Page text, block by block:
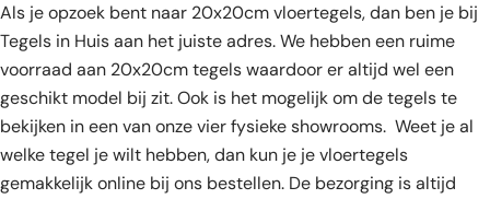
Als je opzoek bent naar 20x20cm vloertegels, dan ben je bij
Tegels in Huis aan het juiste adres. We hebben een ruime
voorraad aan 20x20cm tegels waardoor er altijd wel een
geschikt model bij zit. Ook is het mogelijk om de tegels te
bekijken in een van onze vier fysieke showrooms. Weet je al
welke tegel je wilt hebben, dan kun je je vloertegels
gemakkelijk online bij ons bestellen. De bezorging is altijd